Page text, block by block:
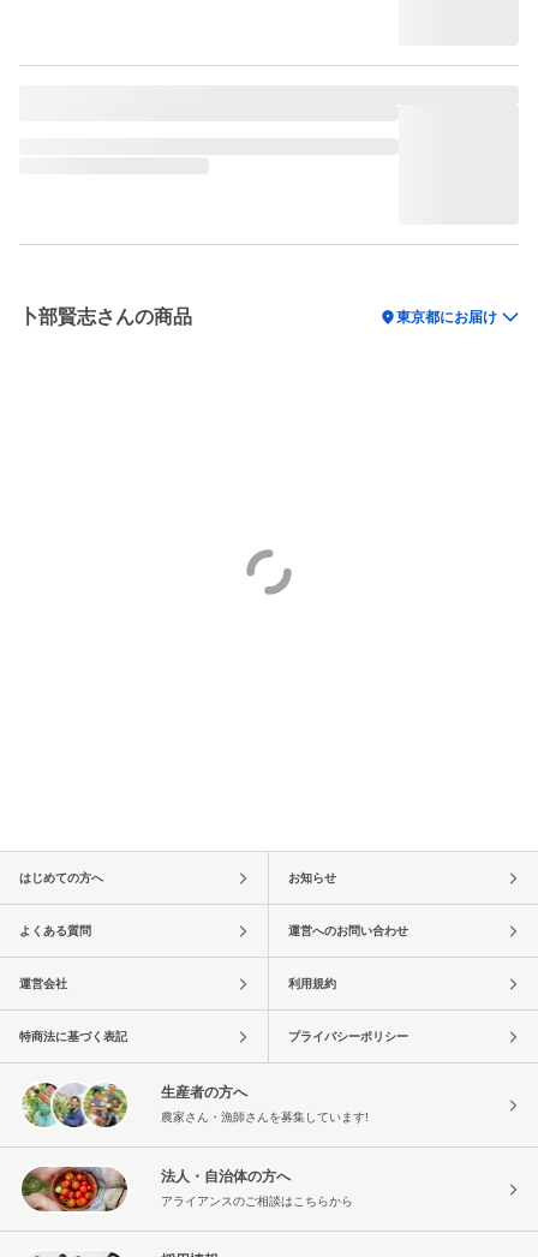
卜部賢志さんの商品 location_on東京都にお届け
はじめての方へ お知らせ
よくある質問 運営へのお問い合わせ
運営会社 利用規約
特商法に基づく表記 プライバシーポリシー
生産者の方へ
農家さん・漁師さんを募集しています!
法人・自治体の方へ
アライアンスのご相談はこちらから